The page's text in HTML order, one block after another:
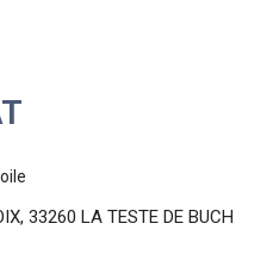
33260 LA TESTE DE BUCH